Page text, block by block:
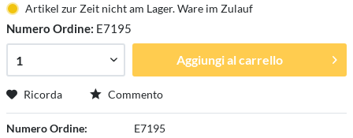
Artikel zur Zeit nicht am Lager. Ware im Zulauf
Numero Ordine: E7195
Aggiungi al carrello
Ricorda Commento
Numero Ordine: E7195